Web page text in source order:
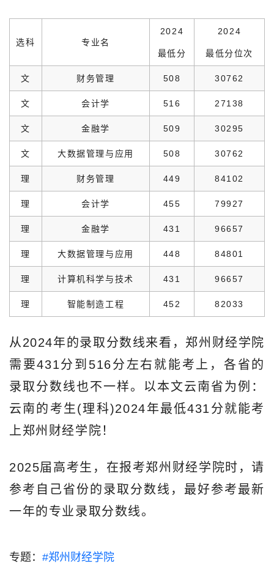
选科 专业名
2024
最低分
2024
最低分位次
文 财务管理 508 30762
文 会计学 516 27138
文 金融学 509 30295
文 大数据管理与应用 508 30762
理 财务管理 449 84102
理 会计学 455 79927
理 金融学 431 96657
理 大数据管理与应用 448 84801
理 计算机科学与技术 431 96657
理 智能制造工程 452 82033
从2024年的录取分数线来看，郑州财经学院
需要431分到516分左右就能考上，各省的
录取分数线也不一样。以本文云南省为例：
云南的考生(理科)2024年最低431分就能考
上郑州财经学院！
2025届高考生，在报考郑州财经学院时，请
参考自己省份的录取分数线，最好参考最新
一年的专业录取分数线。
专题： #郑州财经学院